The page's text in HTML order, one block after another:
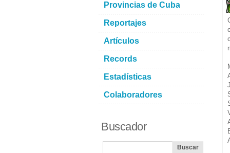
Provincias de Cuba
Reportajes
Artículos
Records
Estadísticas
Colaboradores
Buscador